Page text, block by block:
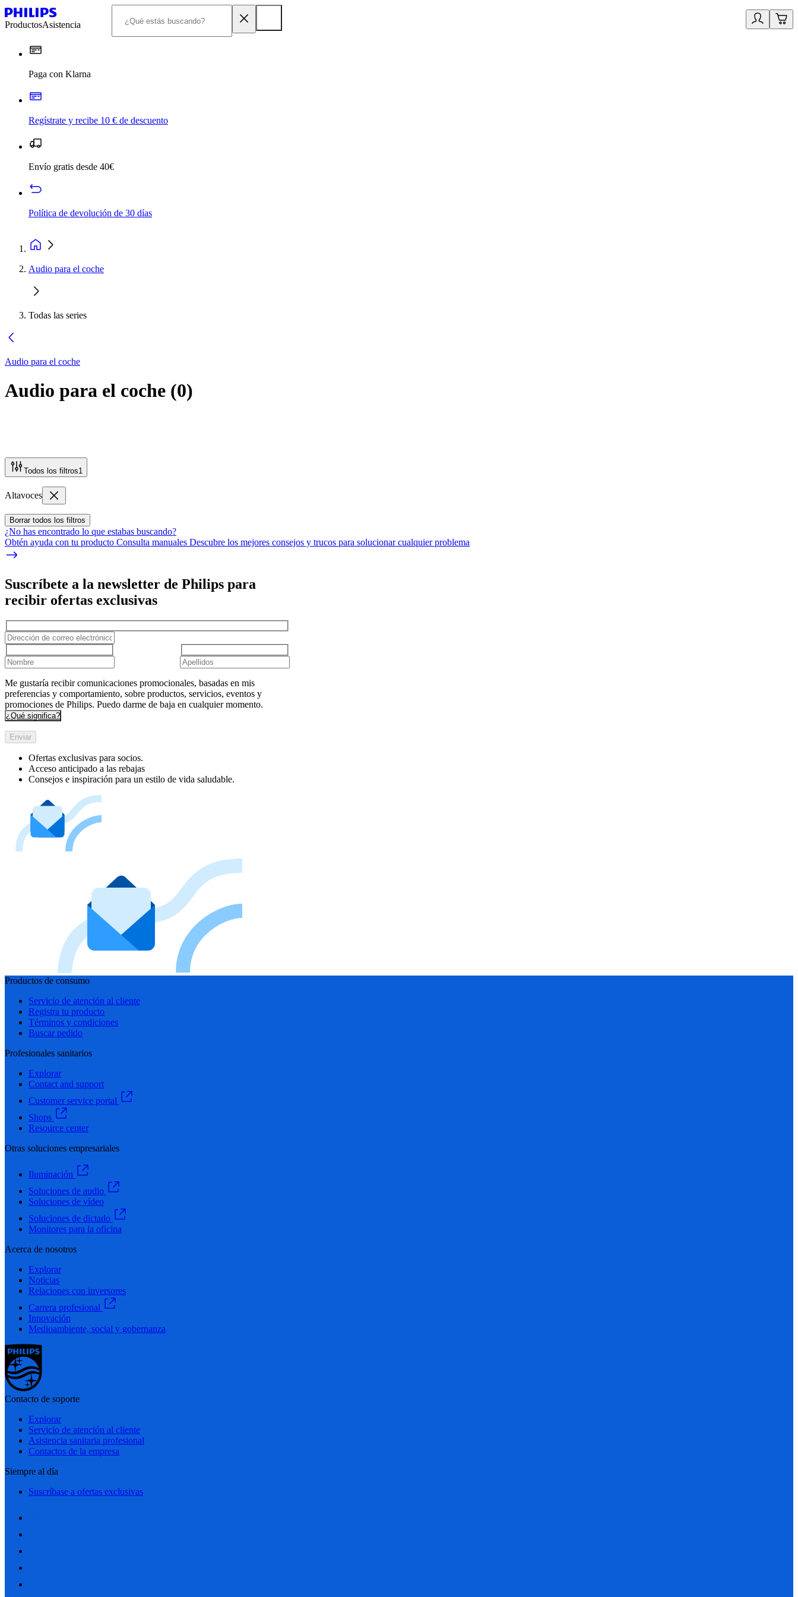
ProductosAsistencia
Paga con Klarna
Regístrate y recibe 10 € de descuento
Envío gratis desde 40€
Política de devolución de 30 días
Audio para el coche
Todas las series
Audio para el coche
Audio para el coche (0)
Todos los filtros1
Altavoces
Borrar todos los filtros
¿No has encontrado lo que estabas buscando?
Obtén ayuda con tu producto Consulta manuales Descubre los mejores consejos y trucos para solucionar cualquier problema
Suscríbete a la newsletter de Philips para
recibir ofertas exclusivas
Me gustaría recibir comunicaciones promocionales, basadas en mis
preferencias y comportamiento, sobre productos, servicios, eventos y
promociones de Philips. Puedo darme de baja en cualquier momento.
¿Qué significa?
Enviar
Ofertas exclusivas para socios.
Acceso anticipado a las rebajas
Consejos e inspiración para un estilo de vida saludable.
Productos de consumo
Servicio de atención al cliente
Registra tu producto
Términos y condiciones
Buscar pedido
Profesionales sanitarios
Explorar
Contact and support
Customer service portal
Shops
Resource center
Otras soluciones empresariales
Iluminación
Soluciones de audio
Soluciones de vídeo
Soluciones de dictado
Monitores para la oficina
Acerca de nosotros
Explorar
Noticias
Relaciones con inversores
Carrera profesional
Innovación
Medioambiente, social y gobernanza
Contacto de soporte
Explorar
Servicio de atención al cliente
Asistencia sanitaria profesional
Contactos de la empresa
Siempre al día
Suscríbase a ofertas exclusivas